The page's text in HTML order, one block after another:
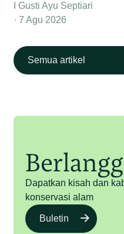
I Gusti Ayu Septiari
7 Agu 2026
Semua artikel
Dapatkan kisah dan
konservasi alam
Buletin